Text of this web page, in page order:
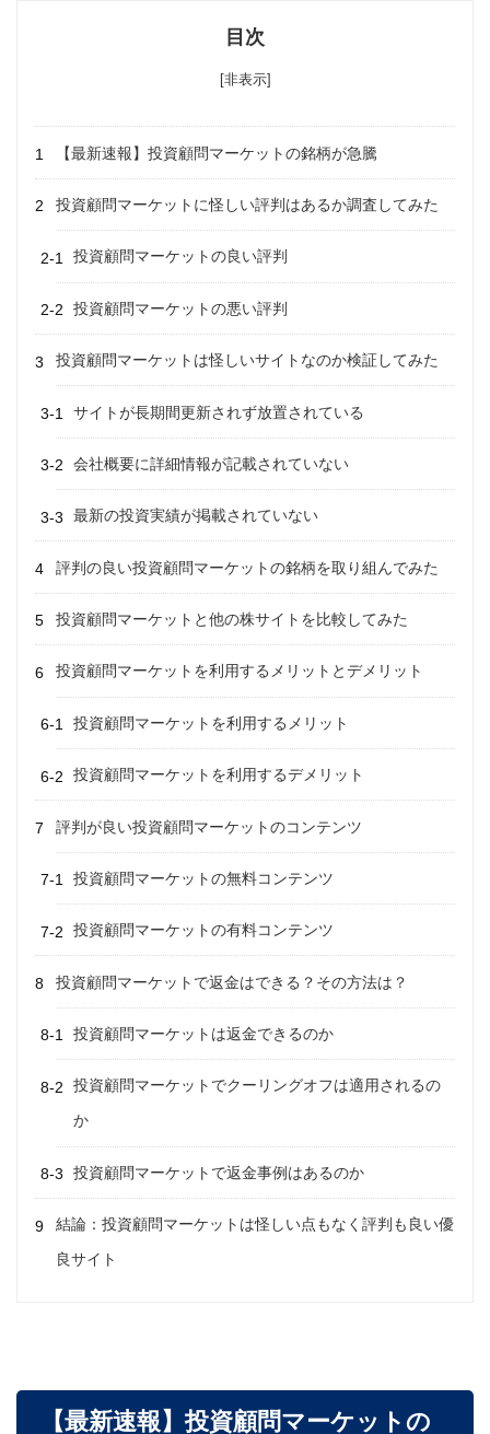
目次
[非表示]
【最新速報】投資顧問マーケットの銘柄が急騰
投資顧問マーケットに怪しい評判はあるか調査してみた
投資顧問マーケットの良い評判
投資顧問マーケットの悪い評判
投資顧問マーケットは怪しいサイトなのか検証してみた
サイトが長期間更新されず放置されている
会社概要に詳細情報が記載されていない
最新の投資実績が掲載されていない
評判の良い投資顧問マーケットの銘柄を取り組んでみた
投資顧問マーケットと他の株サイトを比較してみた
投資顧問マーケットを利用するメリットとデメリット
投資顧問マーケットを利用するメリット
投資顧問マーケットを利用するデメリット
評判が良い投資顧問マーケットのコンテンツ
投資顧問マーケットの無料コンテンツ
投資顧問マーケットの有料コンテンツ
投資顧問マーケットで返金はできる？その方法は？
投資顧問マーケットは返金できるのか
投資顧問マーケットでクーリングオフは適用されるの
か
投資顧問マーケットで返金事例はあるのか
結論：投資顧問マーケットは怪しい点もなく評判も良い優
良サイト
【最新速報】投資顧問マーケットの